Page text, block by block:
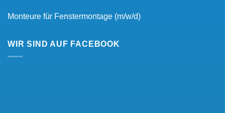
Monteure für Fenstermontage (m/w/d)
WIR SIND AUF FACEBOOK